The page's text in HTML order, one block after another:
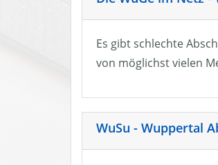
Es gibt schlechte
von möglichst vielen
WuSu - Wuppertal